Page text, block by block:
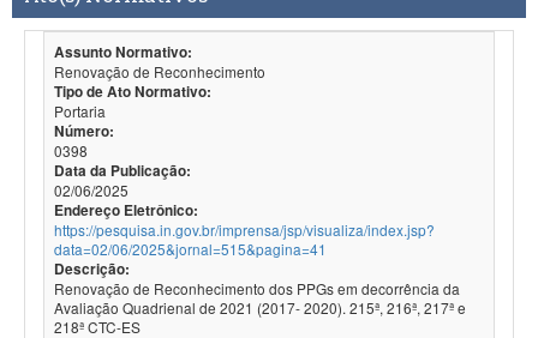
Assunto Normativo:
Renovação de Reconhecimento
Tipo de Ato Normativo:
Portaria
Número:
0398
Data da Publicação:
02/06/2025
Endereço Eletrônico:
https://pesquisa.in.gov.br/imprensa/jsp/visualiza/index.jsp?
data=02/06/2025&jornal=515&pagina=41
Descrição:
Renovação de Reconhecimento dos PPGs em decorrência da
Avaliação Quadrienal de 2021 (2017- 2020). 215ª, 216ª, 217ª e
218ª CTC-ES